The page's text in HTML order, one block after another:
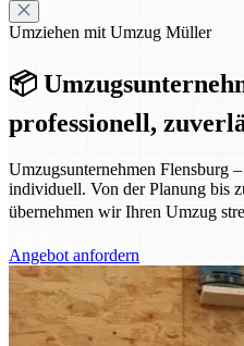
Umziehen mit Umzug Müller
📦
professionell,
Umzugsunternehmen Flensburg
individuell. Von der Planung bis
übernehmen wir Ihren Umzug
Angebot anfordern